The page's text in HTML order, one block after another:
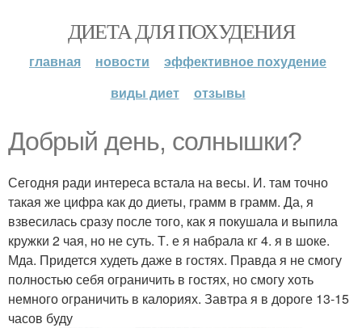
ДИЕТА ДЛЯ ПОХУДЕНИЯ
главная новости
эффективное похудение
виды диет
отзывы
Добрый день, солнышки?
Сегодня ради интереса встала на весы. И. там точно
такая же цифра как до диеты, грамм в грамм. Да, я
взвесилась сразу после того, как я покушала и выпила
кружки 2 чая, но не суть. Т. е я набрала кг 4. я в шоке.
Мда. Придется худеть даже в гостях. Правда я не смогу
полностью себя ограничить в гостях, но смогу хоть
немного ограничить в калориях. Завтра я в дороге 13-15
часов буду